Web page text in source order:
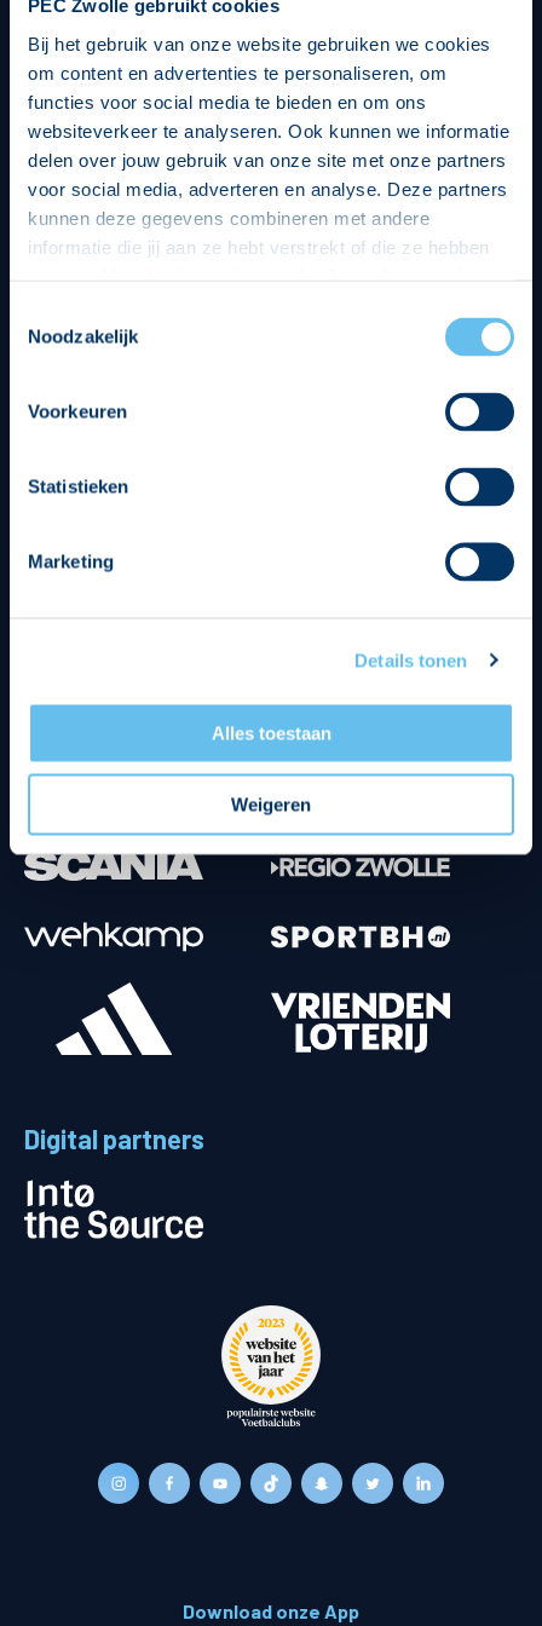
PEC Zwolle gebruikt cookies
Bij het gebruik van onze website gebruiken we cookies
om content en advertenties te personaliseren, om
functies voor social media te bieden en om ons
websiteverkeer te analyseren. Ook kunnen we informatie
delen over jouw gebruik van onze site met onze partners
voor social media, adverteren en analyse. Deze partners
kunnen deze gegevens combineren met andere
informatie die jij aan ze hebt verstrekt of die ze hebben
op een veilige en integere wijze. Je kunt je toestemming
beheren op de privacy- en cookieverklaring pagina.
Noodzakelijk
Voorkeuren
Statistieken
Marketing
Details tonen
Alles toestaan
Weigeren
Digital partners
Download onze App